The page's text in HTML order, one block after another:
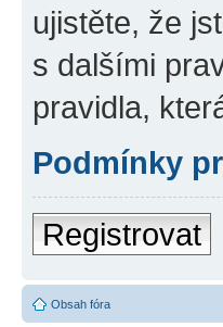
ujistěte, že
s dalšími
pravidla,
Podmínky
Registrovat
Obsah fóra